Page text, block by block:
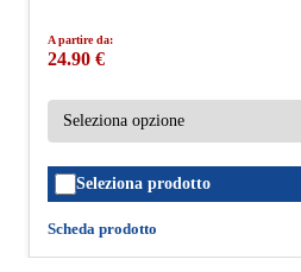
A partire da:
24.90 €
Seleziona prodotto
Scheda prodotto